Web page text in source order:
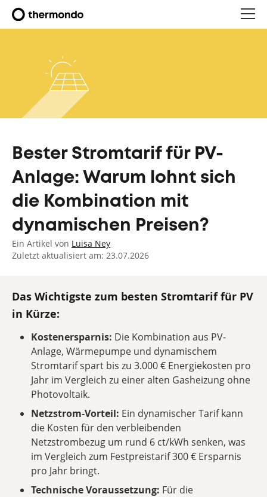
Bester Stromtarif für PV-
Anlage: Warum lohnt sich
die Kombination mit
dynamischen Preisen?
Ein Artikel von Luisa Ney
Zuletzt aktualisiert am: 23.07.2026
Das Wichtigste zum besten Stromtarif für PV
in Kürze:
Kostenersparnis: Die Kombination aus PV-
Anlage, Wärmepumpe und dynamischem
Stromtarif spart bis zu 3.000 € Energiekosten pro
Jahr im Vergleich zu einer alten Gasheizung ohne
Photovoltaik.
Netzstrom-Vorteil: Ein dynamischer Tarif kann
die Kosten für den verbleibenden
Netzstrombezug um rund 6 ct/kWh senken, was
im Vergleich zum Festpreistarif 300 € Ersparnis
pro Jahr bringt.
Technische Voraussetzung: Für die